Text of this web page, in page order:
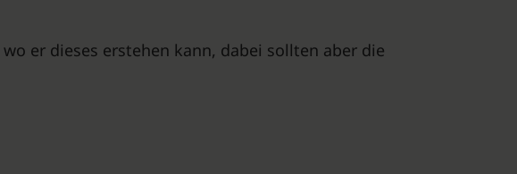
er dieses erstehen kann, dabei sollten aber die